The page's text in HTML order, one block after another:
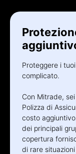
Français
Nederlands
Italiano
Polski
Proteggere i
complicato.
Con Mitrade,
Polizza di
costo
dei principali
copertura
di rare